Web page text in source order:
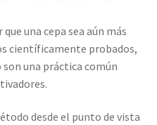
una cepa sea aún más
científicamente probados,
una práctica común
desde el punto de vista